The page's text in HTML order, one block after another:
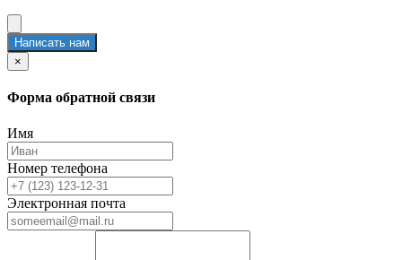
Написать нам
×
Форма обратной связи
Имя
Номер телефона
Электронная почта